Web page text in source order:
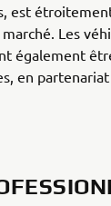
est
Les
également
en